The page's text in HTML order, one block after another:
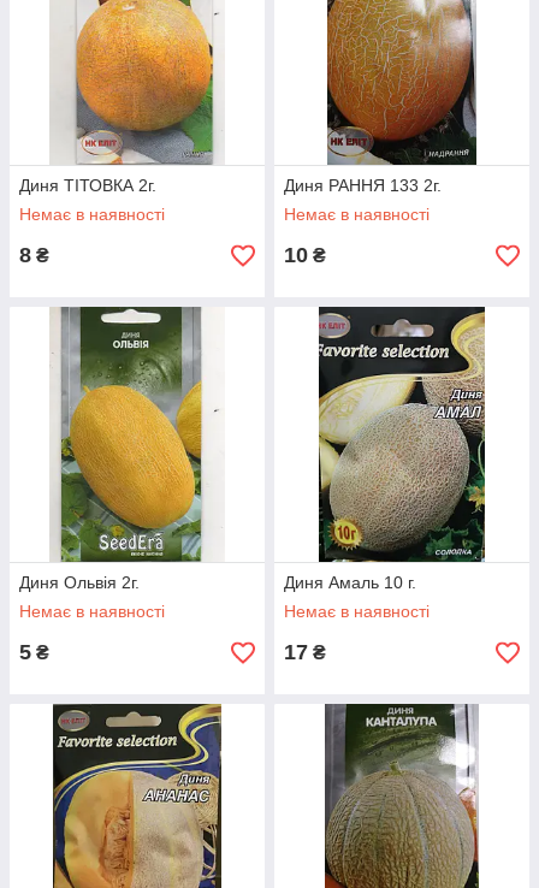
Диня ТІТОВКА 2г.
Немає в наявності
8 ₴
Диня РАННЯ 133 2г.
Немає в наявності
10 ₴
Диня Ольвія 2г.
Немає в наявності
5 ₴
Диня Амаль 10 г.
Немає в наявності
17 ₴